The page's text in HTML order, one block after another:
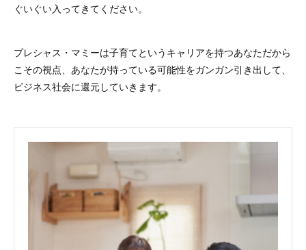
ぐいぐい入ってきてください。
プレシャス・マミーは子育てというキャリアを持つあなただから
こその視点、あなたが持っている可能性をガンガン引き出して、
ビジネス社会に還元していきます。